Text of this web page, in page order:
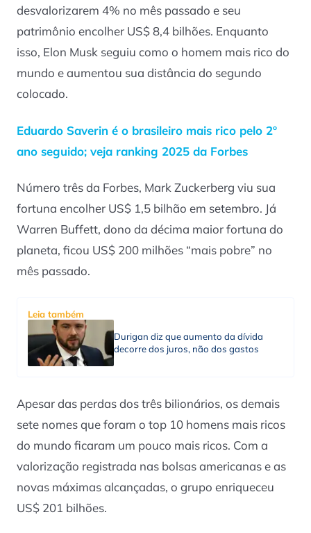
desvalorizarem 4% no mês passado e seu
patrimônio encolher US$ 8,4 bilhões. Enquanto
isso, Elon Musk seguiu como o homem mais rico do
mundo e aumentou sua distância do segundo
colocado.
Eduardo Saverin é o brasileiro mais rico pelo 2º
ano seguido; veja ranking 2025 da Forbes
Número três da Forbes, Mark Zuckerberg viu sua
fortuna encolher US$ 1,5 bilhão em setembro. Já
Warren Buffett, dono da décima maior fortuna do
planeta, ficou US$ 200 milhões “mais pobre” no
mês passado.
Leia também
Durigan diz que aumento da dívida
decorre dos juros, não dos gastos
Apesar das perdas dos três bilionários, os demais
sete nomes que foram o top 10 homens mais ricos
do mundo ficaram um pouco mais ricos. Com a
valorização registrada nas bolsas americanas e as
novas máximas alcançadas, o grupo enriqueceu
US$ 201 bilhões.